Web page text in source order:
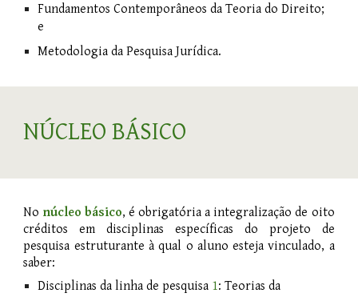
Fundamentos Contemporâneos da Teoria do Direito;
e
Metodologia da Pesquisa Jurídica.
NÚCLEO BÁSICO
No núcleo básico, é obrigatória a integralização de oito
créditos em disciplinas específicas do projeto de
pesquisa estruturante à qual o aluno esteja vinculado, a
saber:
Disciplinas da linha de pesquisa1: Teorias da